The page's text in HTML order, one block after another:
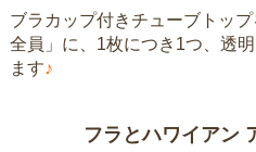
ブラカップ付きチューブトッ
全員」に、1枚につき1つ、透
ます♪
フラとハワイアン